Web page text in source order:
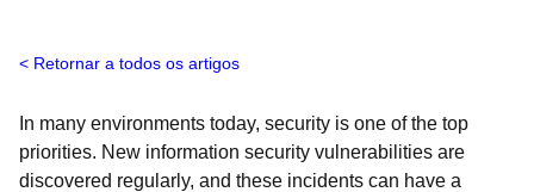
Retornar a todos os artigos
In many environments today, security is one of the top
priorities. New information security vulnerabilities are
discovered regularly, and these incidents can have a